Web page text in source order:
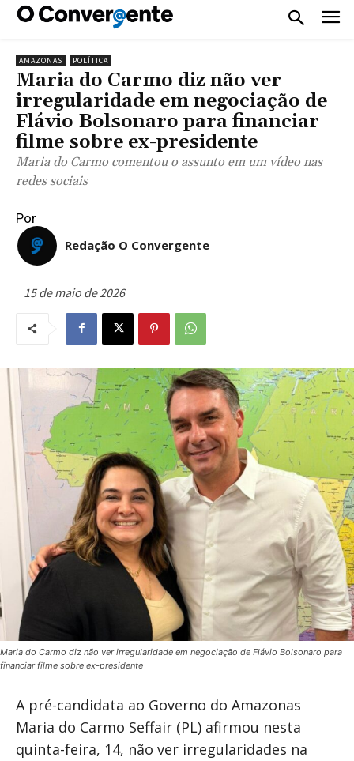
AMAZONAS POLÍTICA
Maria do Carmo diz não ver
irregularidade em negociação de
Flávio Bolsonaro para financiar
filme sobre ex-presidente
Maria do Carmo comentou o assunto em um vídeo nas
redes sociais
Por
Redação O Convergente
15 de maio de 2026
Maria do Carmo diz não ver irregularidade em negociação de Flávio Bolsonaro para
financiar filme sobre ex-presidente
A pré-candidata ao Governo do Amazonas
Maria do Carmo Seffair (PL) afirmou nesta
quinta-feira, 14, não ver irregularidades na